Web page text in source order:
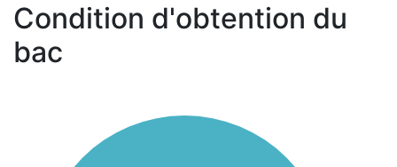
Condition d'obtention du
bac